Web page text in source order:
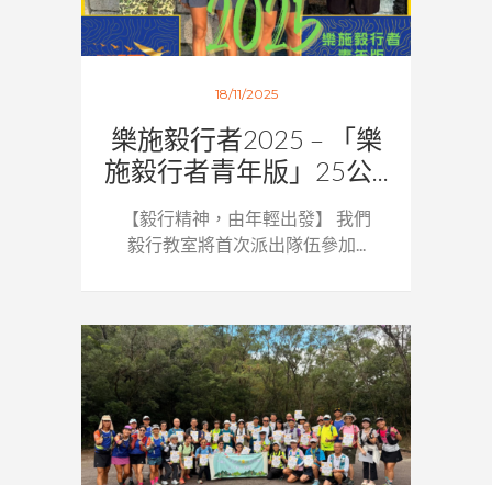
18/11/2025
樂施毅行者2025 – 「樂
施毅行者青年版」25公...
【毅行精神，由年輕出發】 我們
毅行教室將首次派出隊伍參加...